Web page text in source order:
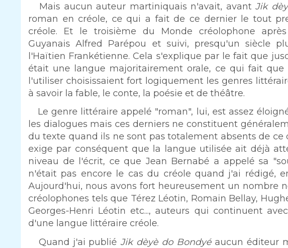
Texte
Mais aucun auteur martiniquais n'avait, avantJik
roman en créole, ce qui a fait de ce dernier le tout
créole. Et le troisième du Monde créolophone après
Guyanais Alfred Parépou et suivi, presqu'un siècle
l'Haïtien Frankétienne. Cela s'explique par le fait que
était une langue majoritairement orale, ce qui fait que
l'utiliser choisissaient fort logiquement les genres
à savoir la fable, le conte, la poésie et de théâtre.
Le genre littéraire appelé "roman", lui, est assez
les dialogues mais ces derniers ne constituent
du texte quand ils ne sont pas totalement absents de ce
exige par conséquent que la langue utilisée ait déjà
niveau de l'écrit, ce que Jean Bernabé a appelé sa
n'était pas encore le cas du créole quand j'ai rédigé,
Aujourd'hui, nous avons fort heureusement un nombre
créolophones tels que Térez Léotin, Romain Bellay,
Georges-Henri Léotin etc..., auteurs qui continuent
d'une langue littéraire créole.
Quand j'ai publiéJik dèyè do Bondyéaucun éditeur